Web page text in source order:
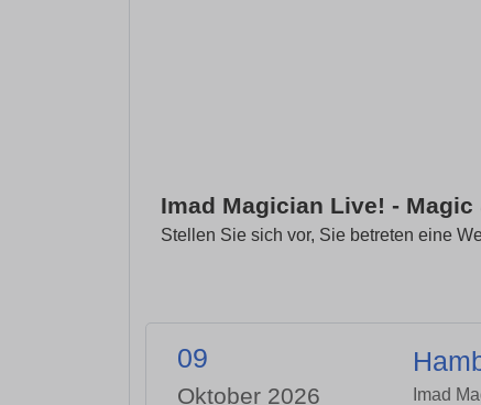
Imad Magician Live! -
Stellen Sie sich vor, Sie betreten eine
09
Oktober 2026
Imad